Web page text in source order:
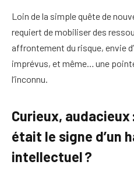
Loin de la simple quête de
requiert de mobiliser des
affrontement du risque, envie
imprévus, et même… une
l’inconnu.
Curieux, audacieux
était le signe d’un
intellectuel ?